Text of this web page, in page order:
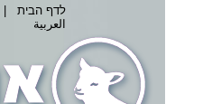
לדף הבית
العربية